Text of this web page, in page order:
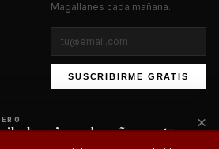
Magallanes cada mañana.
SUSCRIBIRME GRATIS
Todos los derechos reservados.
lo mejor cada mañana en tu
×